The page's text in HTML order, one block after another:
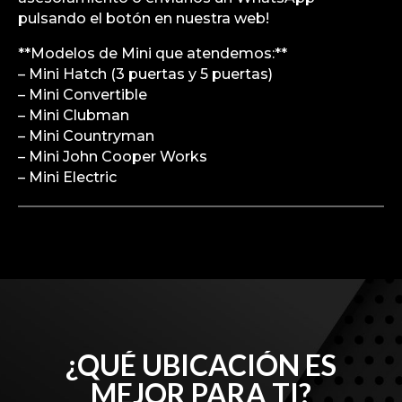
pulsando el botón en nuestra web!
**Modelos de Mini que atendemos:**
– Mini Hatch (3 puertas y 5 puertas)
– Mini Convertible
– Mini Clubman
– Mini Countryman
– Mini John Cooper Works
– Mini Electric
¿QUÉ UBICACIÓN ES
MEJOR PARA TI?